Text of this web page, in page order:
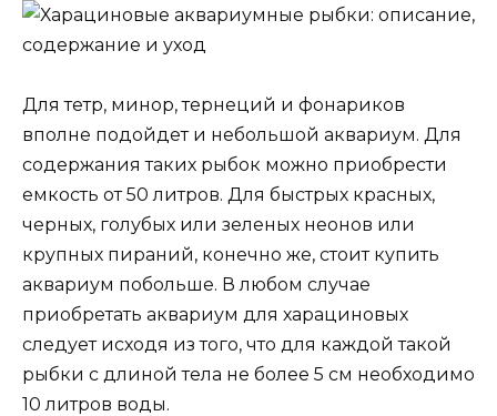
Для тетр, минор, тернеций и фонариков
вполне подойдет и небольшой аквариум. Для
содержания таких рыбок можно приобрести
емкость от 50 литров. Для быстрых красных,
черных, голубых или зеленых неонов или
крупных пираний, конечно же, стоит купить
аквариум побольше. В любом случае
приобретать аквариум для харациновых
следует исходя из того, что для каждой такой
рыбки с длиной тела не более 5 см необходимо
10 литров воды.